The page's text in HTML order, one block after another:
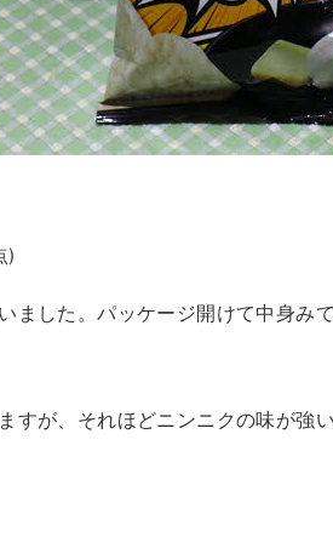
)
ました。パッケージ開けて中身み
すが、それほどニンニクの味が強